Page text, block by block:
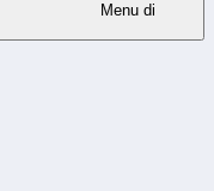
Menu di